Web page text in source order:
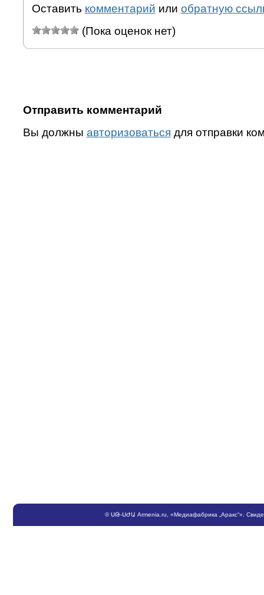
Оставить комментарий или обратную
(Пока оценок нет)
Отправить комментарий
Вы должны авторизоваться для отправки
©ՍԹ-ՍԺԱ Armenia.ru , «Медиафабрика „Аракс“».